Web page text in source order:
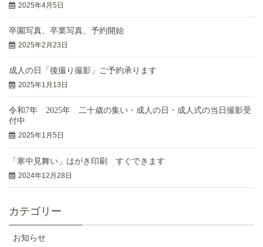
2025年4月5日
卒園写真、卒業写真、予約開始
2025年2月23日
成人の日「後撮り撮影」ご予約承ります
2025年1月13日
令和7年 2025年 二十歳の集い・成人の日・成人式の当日撮影受
付中
2025年1月5日
「寒中見舞い」はがき印刷 すぐできます
2024年12月28日
カテゴリー
お知らせ